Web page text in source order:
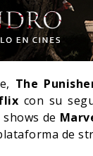
The
con su
de
de